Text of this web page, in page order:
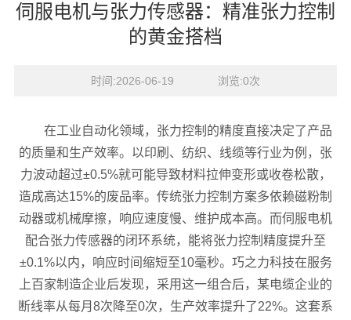
伺服电机与张力传感器：精准张力控制
的黄金搭档
时间:2026-06-19    浏览:0次
在工业自动化领域，张力控制的精度直接决定了产品
的质量和生产效率。以印刷、纺织、线缆等行业为例，张
力波动超过±0.5%就可能导致材料拉伸变形或收卷松散，
造成高达15%的废品率。传统张力控制方案多依赖磁粉制
动器或机械摩擦，响应速度慢、维护成本高。而伺服电机
配合张力传感器的闭环系统，能将张力控制精度提升至
±0.1%以内，响应时间缩短至10毫秒。巧之力科技在服务
上百家制造企业后发现，采用这一组合后，某电缆企业的
断线率从每月8次降至0次，生产效率提升了22%。这套系